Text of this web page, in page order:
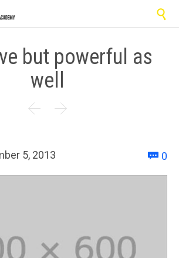

but powerful as
well
 
5, 2013  0